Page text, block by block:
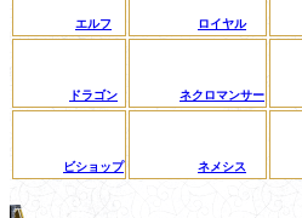
エルフ ロイヤル
ドラゴン ネクロマンサー
ビショップ ネメシス